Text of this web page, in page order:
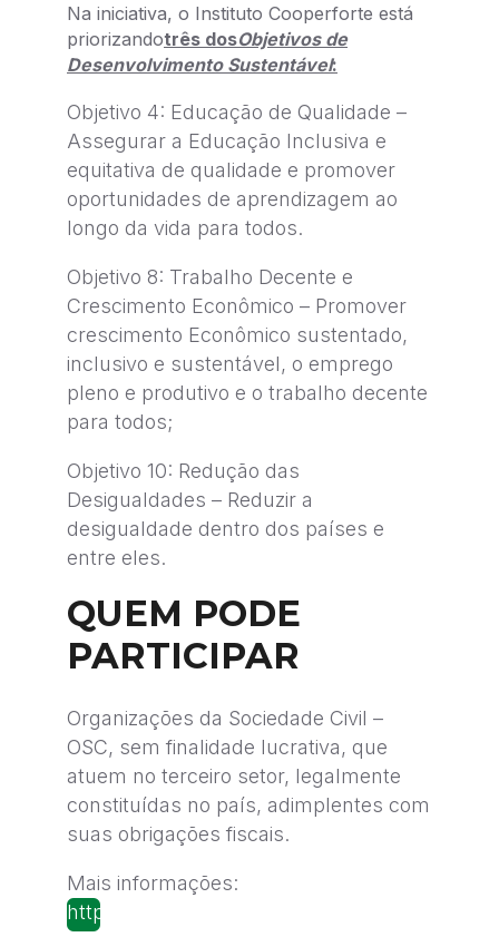
Na iniciativa, o Instituto Cooperforte está
priorizandotrês dosObjetivos de
Desenvolvimento Sustentável:
Objetivo 4: Educação de Qualidade –
Assegurar a Educação Inclusiva e
equitativa de qualidade e promover
oportunidades de aprendizagem ao
longo da vida para todos.
Objetivo 8: Trabalho Decente e
Crescimento Econômico – Promover
crescimento Econômico sustentado,
inclusivo e sustentável, o emprego
pleno e produtivo e o trabalho decente
para todos;
Objetivo 10: Redução das
Desigualdades – Reduzir a
desigualdade dentro dos países e
entre eles.
QUEM PODE
PARTICIPAR
Organizações da Sociedade Civil –
OSC, sem finalidade lucrativa, que
atuem no terceiro setor, legalmente
constituídas no país, adimplentes com
suas obrigações fiscais.
Mais informações:
https://bussolasocial.com.br/